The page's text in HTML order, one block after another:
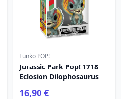
Funko POP!
Jurassic Park Pop! 1718
Eclosion Dilophosaurus
16,90 €